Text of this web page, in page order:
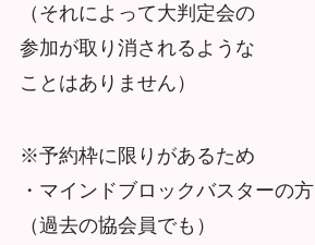
（それによって大判定会の
参加が取り消されるような
ことはありません）
※予約枠に限りがあるため
・マインドブロックバスターの方
（過去の協会員でも）